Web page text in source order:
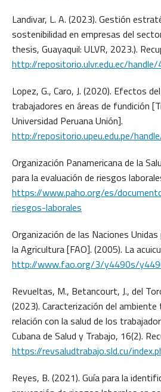
Landivar, L. A. (2023). Gestión
sostenibilidad en empresas del
thesis, Guayaquil: ULVR, 2023.).
http://repositorio.ulvr.edu.ec/
Lopez, G., Caro, J. (2020). Efectos
trabajadores en áreas de fundición
Universidad Peruana Unión].
http://repositorio.upeu.edu.pe/
Organización Panamericana de la
para la evaluación de riesgos
https://www.paho.org/es/
riesgos-laborales
Organización de las Naciones
la Agricultura [FAO]. (2005). La
http://www.fao.org/3/y4490s/
Revueltas, M., Betancourt, J., del
(2023). Caracterización del
relación con la salud de los
Cubana de Salud y Trabajo, 16(2).
https://revsaludtrabajo.sld.cu/
Reyes, B. (2021). Guía para la